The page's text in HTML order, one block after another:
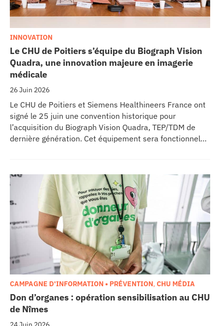
Le CHU de Poitiers s’équipe du Biograph Vision
Quadra, une innovation majeure en imagerie
médicale
26 Juin 2026
INNOVATION
Le CHU de Poitiers et Siemens Healthineers France ont
signé le 25 juin une convention historique pour
l’acquisition du Biograph Vision Quadra, TEP/TDM de
dernière génération. Cet équipement sera fonctionnel
l’excellence clinique et scientifique de l’établissement.
Ce projet représente un investissement de 9,5 millions
d’euros pour l’acquisition et l’installation de
l’équipement au cœur même du pôle régional de
cancérologie.
Don d’organes : opération sensibilisation au CHU
de Nîmes
CAMPAGNE D'INFORMATION • PRÉVENTION, CHU MÉDIA